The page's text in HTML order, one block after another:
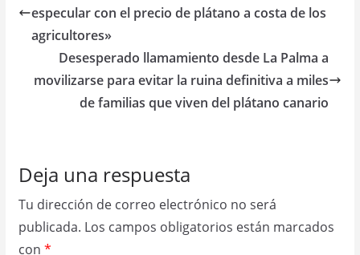
especular con el precio de plátano a costa de los
agricultores»
Desesperado llamamiento desde La Palma a
movilizarse para evitar la ruina definitiva a miles
de familias que viven del plátano canario
Deja una respuesta
Tu dirección de correo electrónico no será
publicada. Los campos obligatorios están marcados
con *